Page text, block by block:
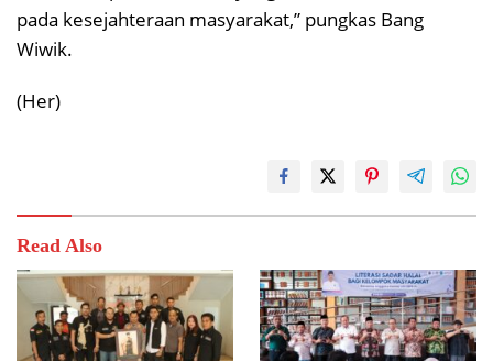
pada kesejahteraan masyarakat,” pungkas Bang
Wiwik.
(Her)
Read Also